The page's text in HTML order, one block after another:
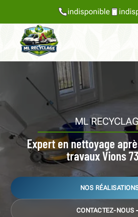
indisponible
ML
Expert en nettoyage
travaux Vions
NOS
CONTACTEZ-NOUS